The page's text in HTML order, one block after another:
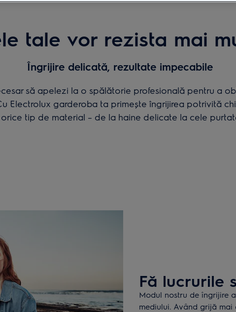
tale vor rezista mai
Îngrijire delicată, rezultate impecabile
să apelezi la o spălătorie profesională pentru a
Electrolux garderoba ta primește îngrijirea potrivită
tip de material – de la haine delicate la cele
Fă lucrurile
Modul nostru de îngrijire
mediului. Având grijă